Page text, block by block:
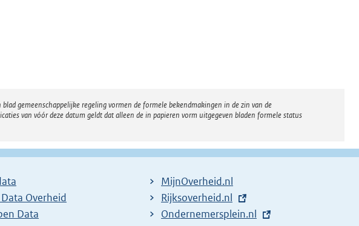
gemeenschappelijke regeling vormen de formele bekendmakingen in de zin van de
van vóór deze datum geldt dat alleen de in papieren vorm uitgegeven bladen formele status
Overheid
Data
MijnOverheid.nl
E
x
Rijksoverheid.nl
E
Ondernemersplein.nl